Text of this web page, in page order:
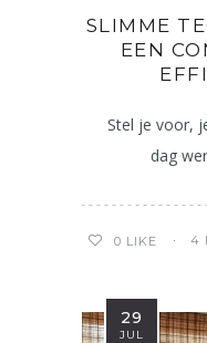
SLIMME
EEN
Stel je voor,
dag
0 LIKE 4
29
JUL